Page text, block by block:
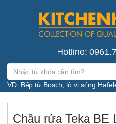
Hotline:
VD: Bếp từ Bosch, lò vi sóng
Chậu rửa Teka BE